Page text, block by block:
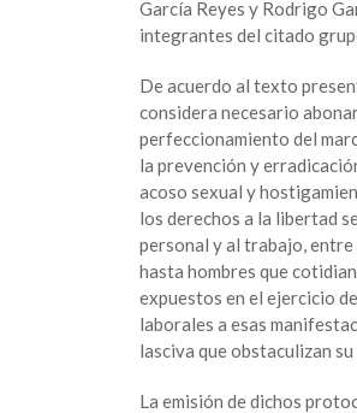
García Reyes y Rodrigo
integrantes del citado
De acuerdo al texto
considera necesario
perfeccionamiento del
la prevención y
acoso sexual y
los derechos a la libertad
personal y al trabajo,
hasta hombres que
expuestos en el ejercicio
laborales a esas
lasciva que obstaculizan
La emisión de dichos